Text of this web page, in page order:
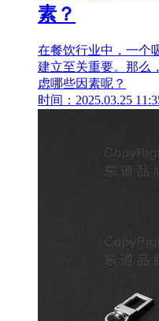
素？
在餐饮行业中，一个
建立至关重要。那么
虑哪些因素呢？
时间：2025.03.25